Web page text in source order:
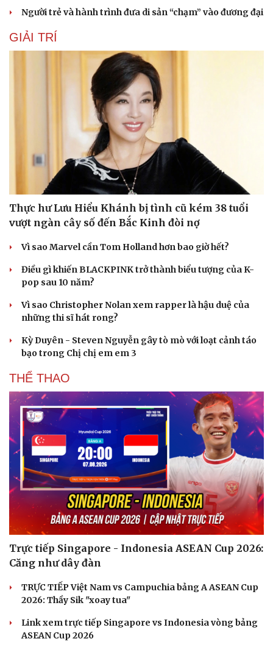
Người trẻ và hành trình đưa di sản “chạm” vào đương đại
GIẢI TRÍ
Thực hư Lưu Hiểu Khánh bị tình cũ kém 38 tuổi
vượt ngàn cây số đến Bắc Kinh đòi nợ
Vì sao Marvel cần Tom Holland hơn bao giờ hết?
Điều gì khiến BLACKPINK trở thành biểu tượng của K-
pop sau 10 năm?
Vì sao Christopher Nolan xem rapper là hậu duệ của
những thi sĩ hát rong?
Kỳ Duyên - Steven Nguyễn gây tò mò với loạt cảnh táo
bạo trong Chị chị em em 3
THỂ THAO
Trực tiếp Singapore - Indonesia ASEAN Cup 2026:
Căng như dây đàn
TRỰC TIẾP Việt Nam vs Campuchia bảng A ASEAN Cup
2026: Thầy Sik "xoay tua"
Link xem trực tiếp Singapore vs Indonesia vòng bảng
ASEAN Cup 2026